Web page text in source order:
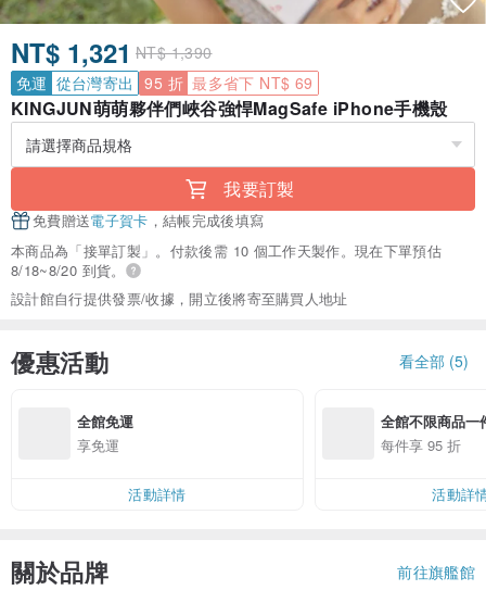
NT$ 1,321 NT$ 1,390
免運 從台灣寄出 95 折 最多省下 NT$ 69
KINGJUN萌萌夥伴們峽谷強悍MagSafe iPhone手機殼
我要訂製
免費贈送電子賀卡 ，結帳完成後填寫
本商品為「接單訂製」。付款後需 10 個工作天製作。現在下單預估
8/18~8/20 到貨。
設計館自行提供發票/收據，開立後將寄至購買人地址
優惠活動 看全部 (5)
全館免運
享免運
活動詳情
全館不限商品一
每件享 95 折
活動詳
關於品牌 前往旗艦館